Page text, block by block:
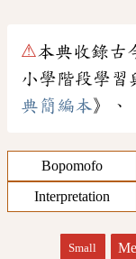
⚠本典收錄古
小學階段學習
典簡編本》、
Bopomofo
Interpretation
Small